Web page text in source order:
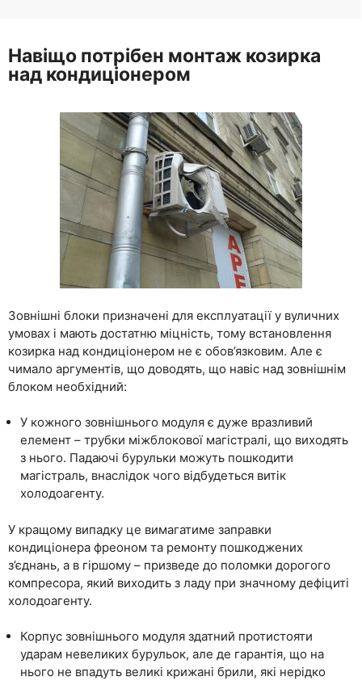
Навіщо потрібен монтаж козирка
над кондиціонером
Зовнішні блоки призначені для експлуатації у вуличних
умовах і мають достатню міцність, тому встановлення
козирка над кондиціонером не є обов’язковим. Але є
чимало аргументів, що доводять, що навіс над зовнішнім
блоком необхідний:
У кожного зовнішнього модуля є дуже вразливий
елемент – трубки міжблокової магістралі, що виходять
з нього. Падаючі бурульки можуть пошкодити
магістраль, внаслідок чого відбудеться витік
холодоагенту.
У кращому випадку це вимагатиме заправки
кондиціонера фреоном та ремонту пошкоджених
з’єднань, а в гіршому – призведе до поломки дорогого
компресора, який виходить з ладу при значному дефіциті
холодоагенту.
Корпус зовнішнього модуля здатний протистояти
ударам невеликих бурульок, але де гарантія, що на
нього не впадуть великі крижані брили, які нерідко